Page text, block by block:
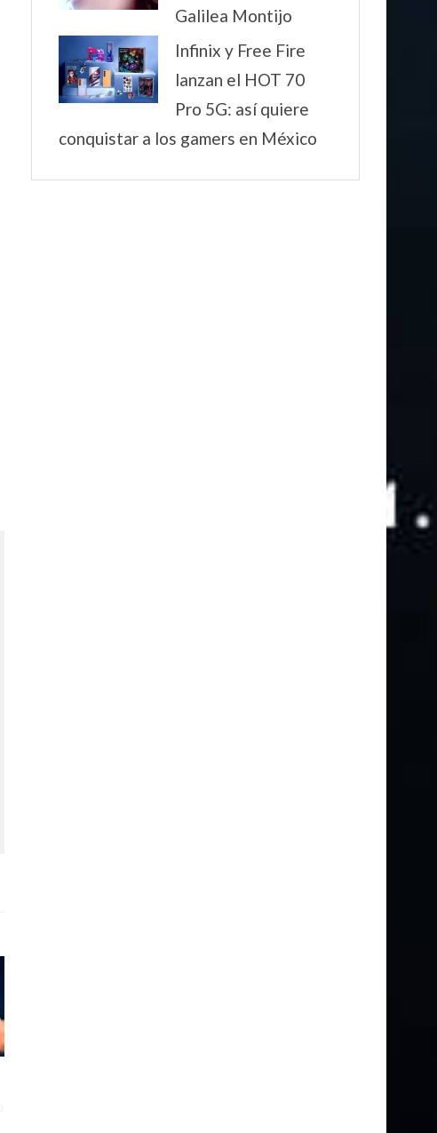
Galilea Montijo
Infinix y Free Fire
lanzan el HOT 70
Pro 5G: así quiere
conquistar a los gamers en México